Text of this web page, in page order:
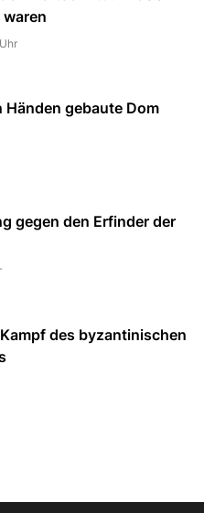
Händen gebaute Dom
gegen den Erfinder der
des byzantinischen